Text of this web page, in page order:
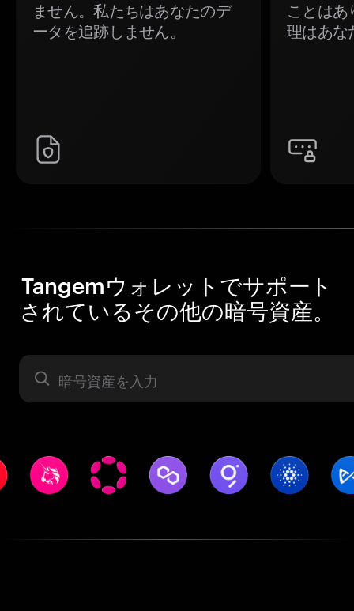
ません。私たちはあなたのデ
ータを追跡しません。
ことはあ
理はあな
Tangemウォレットでサポート
されているその他の暗号資産。
暗号資産